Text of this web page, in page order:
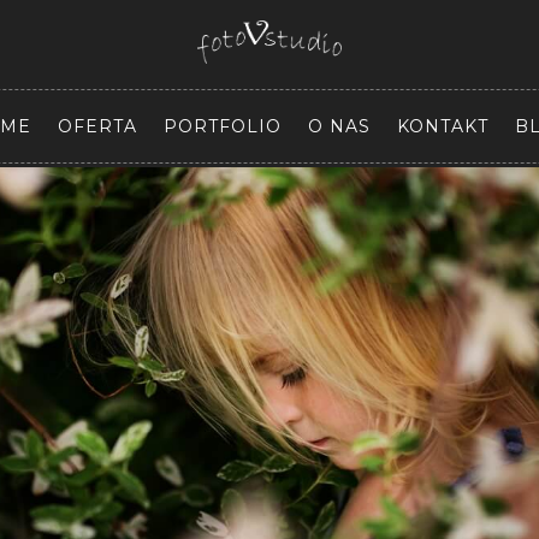
OFERTA PORTFOLIO O NAS KONTAKT